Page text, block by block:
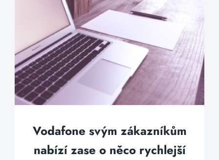
Vodafone svým zákazníkům
nabízí zase o něco rychlejší